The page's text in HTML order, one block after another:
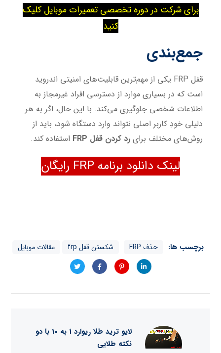
برای شرکت در دوره تخصصی تعمیرات موبایل کلیک
کنید
جمع‌بندی
قفل FRP یکی از مهم‌ترین قابلیت‌های امنیتی اندروید
است که در بسیاری موارد از دسترسی افراد غیرمجاز به
اطلاعات شخصی جلوگیری می‌کند. با این حال، اگر به هر
دلیلی خودِ کاربر اصلی نتواند وارد دستگاه شود، باید از
روش‌های مختلف برایرد کردن قفل استفاده کند.
لینک دانلود برنامه FRP رایگان
برچسب ها: حذف FRP شکستن قفل frp مقالات موبایل
لایو ترید طلا ریوارد 1 به 10 با دو
نکته طلایی